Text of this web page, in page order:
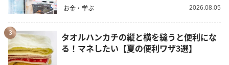
お金・学ぶ 2026.08.05
3
タオルハンカチの縦と横を縫うと便利にな
る！マネしたい【夏の便利ワザ3選】